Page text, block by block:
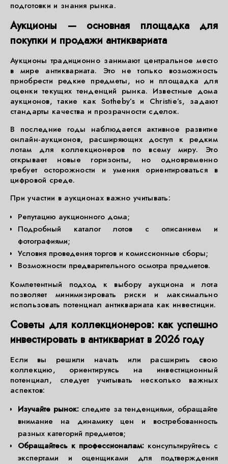
подготовки и знания рынка.
Аукционы — основная площадка для
покупки и продажи антиквариата
Аукционы традиционно занимают центральное место
в мире антиквариата. Это не только возможность
приобрести редкие предметы, но и площадка для
оценки текущих тенденций рынка. Известные дома
аукционов, такие как Sotheby’s и Christie’s, задают
стандарты качества и прозрачности сделок.
В последние годы наблюдается активное развитие
онлайн-аукционов, расширяющих доступ к редким
лотам для коллекционеров по всему миру. Это
открывает новые горизонты, но одновременно
требует осторожности и умения ориентироваться в
цифровой среде.
При участии в аукционах важно учитывать:
Репутацию аукционного дома;
Подробный каталог лотов с описанием и
фотографиями;
Условия проведения торгов и комиссионные сборы;
Возможности предварительного осмотра предметов.
Компетентный подход к выбору аукциона и лота
позволяет минимизировать риски и максимально
использовать потенциал антиквариата как инвестиции.
Советы для коллекционеров: как успешно
инвестировать в антиквариат в 2026 году
Если вы решили начать или расширить свою
коллекцию, ориентируясь на инвестиционный
потенциал, следует учитывать несколько важных
аспектов:
Изучайте рынок:следите за тенденциями, обращайте
внимание на динамику цен и востребованность
разных категорий предметов;
Обращайтесь к профессионалам: консультируйтесь с
экспертами и оценщиками для подтверждения